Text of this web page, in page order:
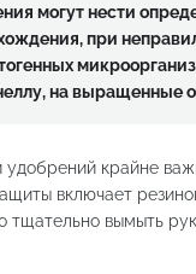
могут нести
при
на выращенные
крайне
включает
тщательно вымыть